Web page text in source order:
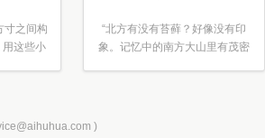
寸之间构
用这些小
“北方有没有苔藓？好像没有印
象。记忆中的南方大山里有茂密
)